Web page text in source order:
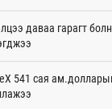
Н.Амарзаяа: 32
дэвтэр долоо хоногт
15 цаг 31 мин
даваа гарагт
541 сая